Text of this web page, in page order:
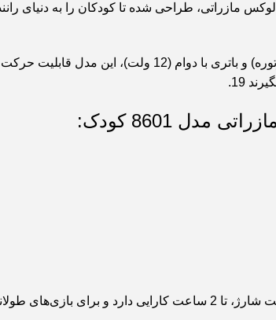
قدرت و عملکرد بالا – مجهز به موتورهای قدرتمند
19.
8601 کودک: